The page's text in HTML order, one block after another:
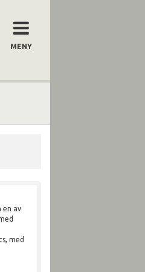
MENY
en av
med